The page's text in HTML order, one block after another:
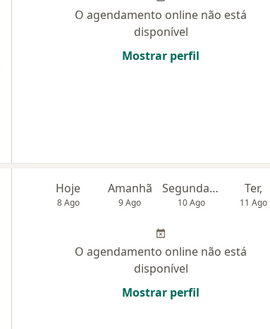
O agendamento online não está
disponível
Mostrar perfil
Hoje
8 Ago
Amanhã
9 Ago
Segunda-feira
10 Ago
Ter,
11 Ago
O agendamento online não está
disponível
Mostrar perfil